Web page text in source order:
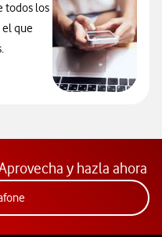
todos los
el que
al Comparador
y hazla ahora
Acceder a la app Mi